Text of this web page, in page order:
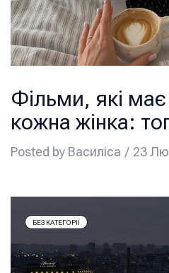
Фільми, які
кожна жінка:
Posted by Василіса 23
БЕЗ КАТЕГОРІЇ